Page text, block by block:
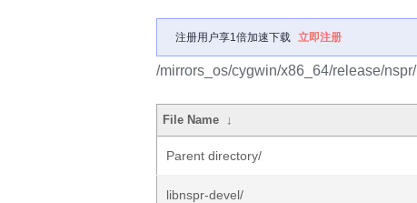
注册用户享1倍加速下载 立即注册
/mirrors_os/cygwin/x86_64/release/nspr/
File Name ↓
Parent directory/
libnspr-devel/